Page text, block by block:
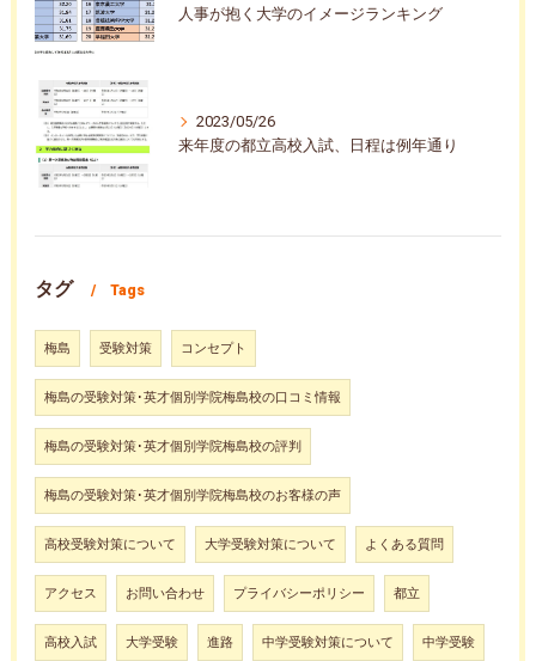
人事が抱く大学のイメージランキング
2023/05/26
来年度の都立高校入試、日程は例年通り
タグ Tags
梅島 受験対策 コンセプト
梅島の受験対策･英才個別学院梅島校の口コミ情報
梅島の受験対策･英才個別学院梅島校の評判
梅島の受験対策･英才個別学院梅島校のお客様の声
高校受験対策について 大学受験対策について よくある質問
アクセス お問い合わせ プライバシーポリシー 都立
高校入試 大学受験 進路 中学受験対策について 中学受験